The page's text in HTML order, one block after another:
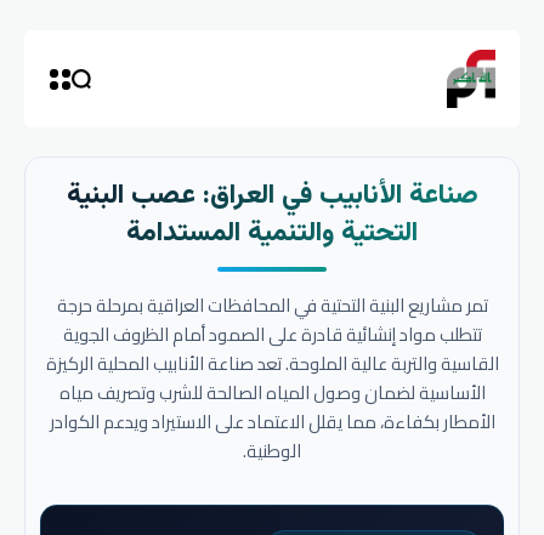
صناعة الأنابيب في العراق: عصب البنية
التحتية والتنمية المستدامة
تمر مشاريع البنية التحتية في المحافظات العراقية بمرحلة حرجة
تتطلب مواد إنشائية قادرة على الصمود أمام الظروف الجوية
القاسية والتربة عالية الملوحة. تعد صناعة الأنابيب المحلية الركيزة
الأساسية لضمان وصول المياه الصالحة للشرب وتصريف مياه
الأمطار بكفاءة، مما يقلل الاعتماد على الاستيراد ويدعم الكوادر
الوطنية.